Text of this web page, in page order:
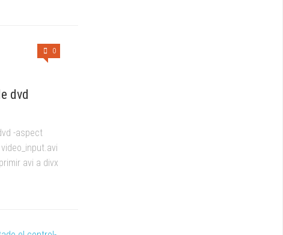
0
dvd
-aspect
avi a divx